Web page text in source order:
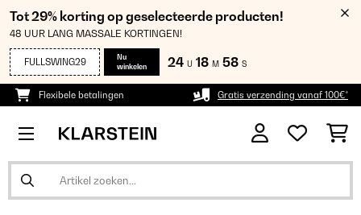
Tot 29% korting op geselecteerde producten!
48 UUR LANG MASSALE KORTINGEN!
FULLSWING29
Nu
winkelen
24 U 18 M 57 S
Flexibele betalingen Gratis verzending vanaf 100€*